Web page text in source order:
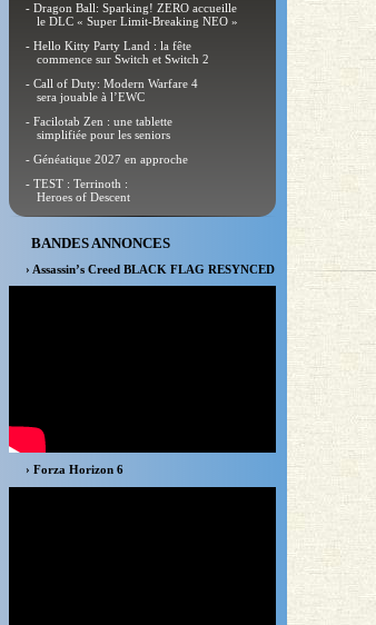
- Dragon Ball: Sparking! ZERO accueille
le DLC « Super Limit-Breaking NEO »
- Hello Kitty Party Land : la fête
commence sur Switch et Switch 2
- Call of Duty: Modern Warfare 4
sera jouable à l’EWC
- Facilotab Zen : une tablette
simplifiée pour les seniors
- Généatique 2027 en approche
- TEST : Terrinoth :
Heroes of Descent
BANDES ANNONCES
› Assassin’s Creed BLACK FLAG RESYNCED
› Forza Horizon 6